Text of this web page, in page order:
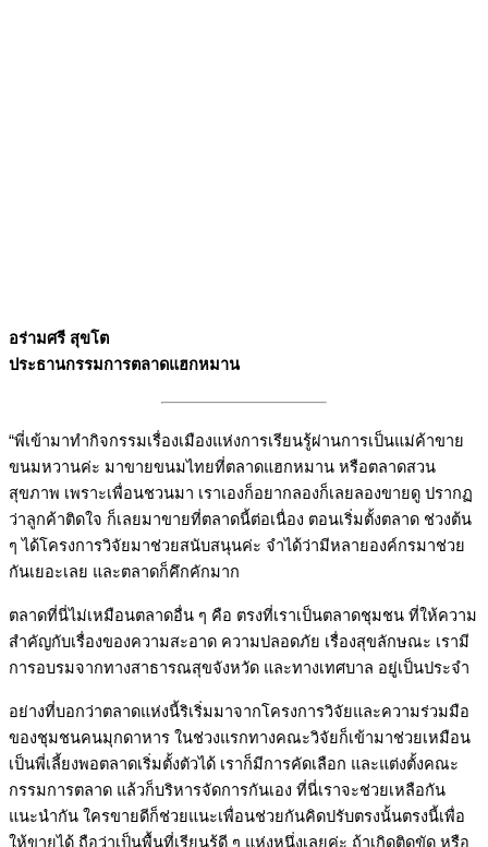
อร่ามศรี สุขโต
ประธานกรรมการตลาดแฮกหมาน
“พี่เข้ามาทำกิจกรรมเรื่องเมืองแห่งการเรียนรู้ผ่านการเป็นแม่ค้าขาย
ขนมหวานค่ะ มาขายขนมไทยที่ตลาดแฮกหมาน หรือตลาดสวน
สุขภาพ เพราะเพื่อนชวนมา เราเองก็อยากลองก็เลยลองขายดู ปรากฏ
ว่าลูกค้าติดใจ ก็เลยมาขายที่ตลาดนี้ต่อเนื่อง ตอนเริ่มตั้งตลาด ช่วงต้น
ๆ ได้โครงการวิจัยมาช่วยสนับสนุนค่ะ จำได้ว่ามีหลายองค์กรมาช่วย
กันเยอะเลย และตลาดก็คึกคักมาก
ตลาดที่นี่ไม่เหมือนตลาดอื่น ๆ คือ ตรงที่เราเป็นตลาดชุมชน ที่ให้ความ
สำคัญกับเรื่องของความสะอาด ความปลอดภัย เรื่องสุขลักษณะ เรามี
การอบรมจากทางสาธารณสุขจังหวัด และทางเทศบาล อยู่เป็นประจำ
อย่างที่บอกว่าตลาดแห่งนี้ริเริ่มมาจากโครงการวิจัยและความร่วมมือ
ของชุมชนคนมุกดาหาร ในช่วงแรกทางคณะวิจัยก็เข้ามาช่วยเหมือน
เป็นพี่เลี้ยงพอตลาดเริ่มตั้งตัวได้ เราก็มีการคัดเลือก และแต่งตั้งคณะ
กรรมการตลาด แล้วก็บริหารจัดการกันเอง ที่นี่เราจะช่วยเหลือกัน
แนะนำกัน ใครขายดีก็ช่วยแนะเพื่อนช่วยกันคิดปรับตรงนั้นตรงนี้เพื่อ
ให้ขายได้ ถือว่าเป็นพื้นที่เรียนรู้ดี ๆ แห่งหนึ่งเลยค่ะ ถ้าเกิดติดขัด หรือ